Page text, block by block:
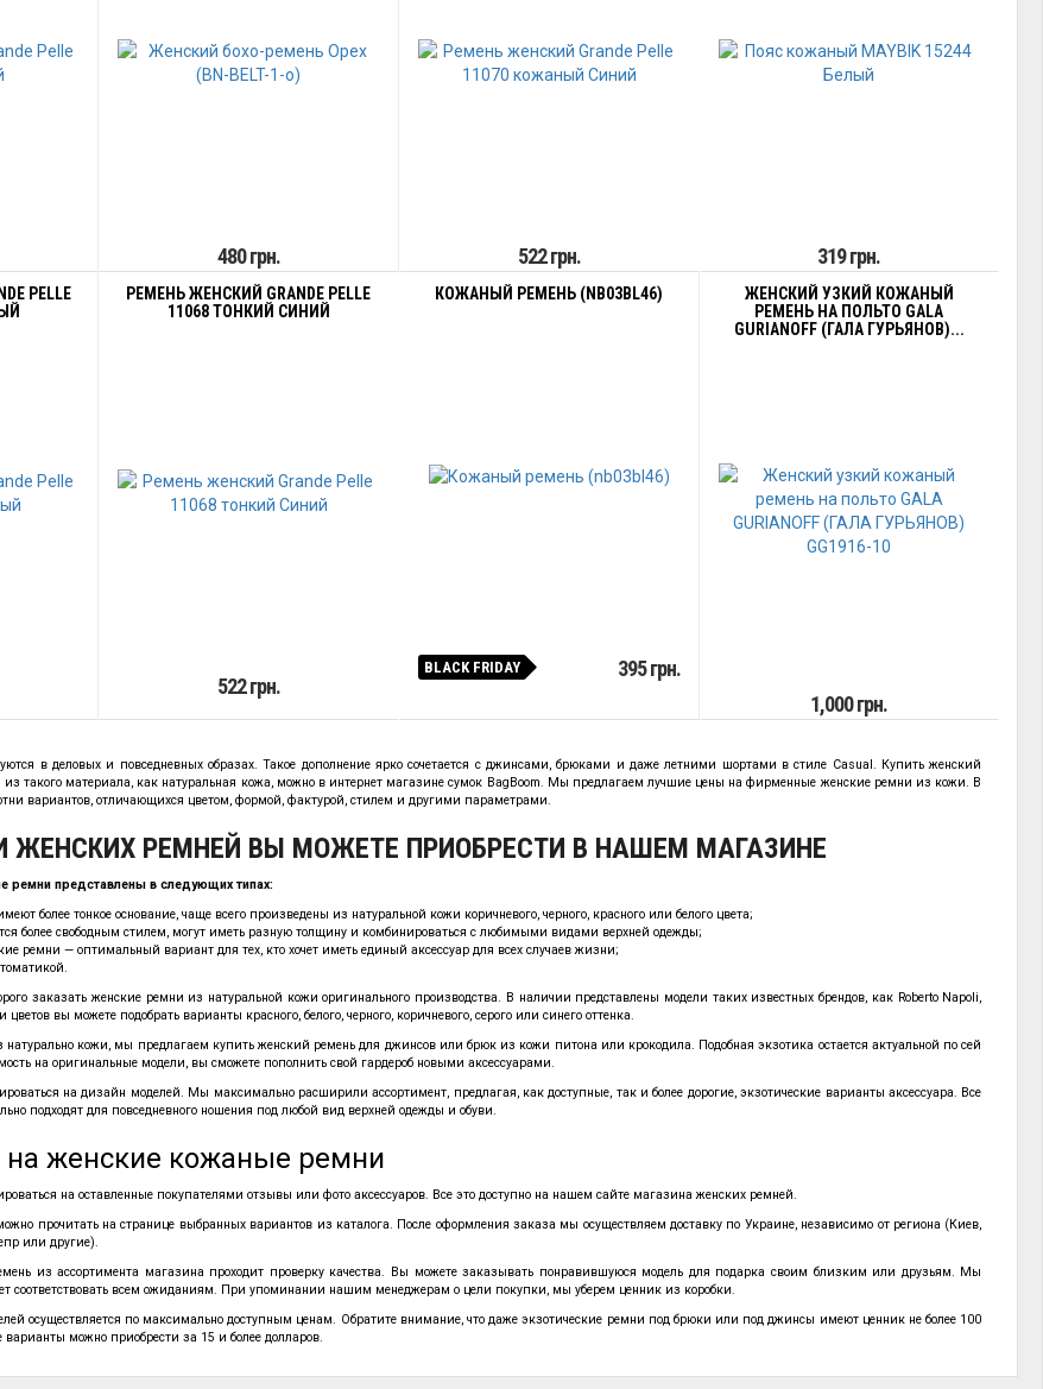
480 грн. 522 грн. 319 грн.
PELLE
РЕМЕНЬ ЖЕНСКИЙ GRANDE PELLE
11068 ТОНКИЙ СИНИЙ
522 грн.
КОЖАНЫЙ РЕМЕНЬ (NB03BL46)
BLACK FRIDAY 395 грн.
ЖЕНСКИЙ УЗКИЙ КОЖАНЫЙ
РЕМЕНЬ НА ПОЛЬТО GALA
GURIANOFF (ГАЛА ГУРЬЯНОВ)...
1,000 грн.
в деловых и повседневных образах. Такое дополнение ярко сочетается с джинсами, брюками и даже летними шортами в стиле Casual. Купить женский
из такого материала, как натуральная кожа, можно в интернет магазине сумок BagBoom. Мы предлагаем лучшие цены на фирменные женские ремни из кожи. В
вариантов, отличающихся цветом, формой, фактурой, стилем и другими параметрами.
ЖЕНСКИХ РЕМНЕЙ ВЫ МОЖЕТЕ ПРИОБРЕСТИ В НАШЕМ МАГАЗИНЕ
представлены в следующих типах:
более тонкое основание, чаще всего произведены из натуральной кожи коричневого, черного, красного или белого цвета;
более свободным стилем, могут иметь разную толщину и комбинироваться с любимыми видами верхней одежды;
ремни — оптимальный вариант для тех, кто хочет иметь единый аксессуар для всех случаев жизни;
заказать женские ремни из натуральной кожи оригинального производства. В наличии представлены модели таких известных брендов, как Roberto Napoli,
вы можете подобрать варианты красного, белого, черного, коричневого, серого или синего оттенка.
кожи, мы предлагаем купить женский ремень для джинсов или брюк из кожи питона или крокодила. Подобная экзотика остается актуальной по сей
на оригинальные модели, вы сможете пополнить свой гардероб новыми аксессуарами.
на дизайн моделей. Мы максимально расширили ассортимент, предлагая, как доступные, так и более дорогие, экзотические варианты аксессуара. Все
подходят для повседневного ношения под любой вид верхней одежды и обуви.
женские кожаные ремни
на оставленные покупателями отзывы или фото аксессуаров. Все это доступно на нашем сайте магазина женских ремней.
прочитать на странице выбранных вариантов из каталога. После оформления заказа мы осуществляем доставку по Украине, независимо от региона (Киев,
или другие).
из ассортимента магазина проходит проверку качества. Вы можете заказывать понравившуюся модель для подарка своим близким или друзьям. Мы
соответствовать всем ожиданиям. При упоминании нашим менеджерам о цели покупки, мы уберем ценник из коробки.
осуществляется по максимально доступным ценам. Обратите внимание, что даже экзотические ремни под брюки или под джинсы имеют ценник не более 100
можно приобрести за 15 и более долларов.